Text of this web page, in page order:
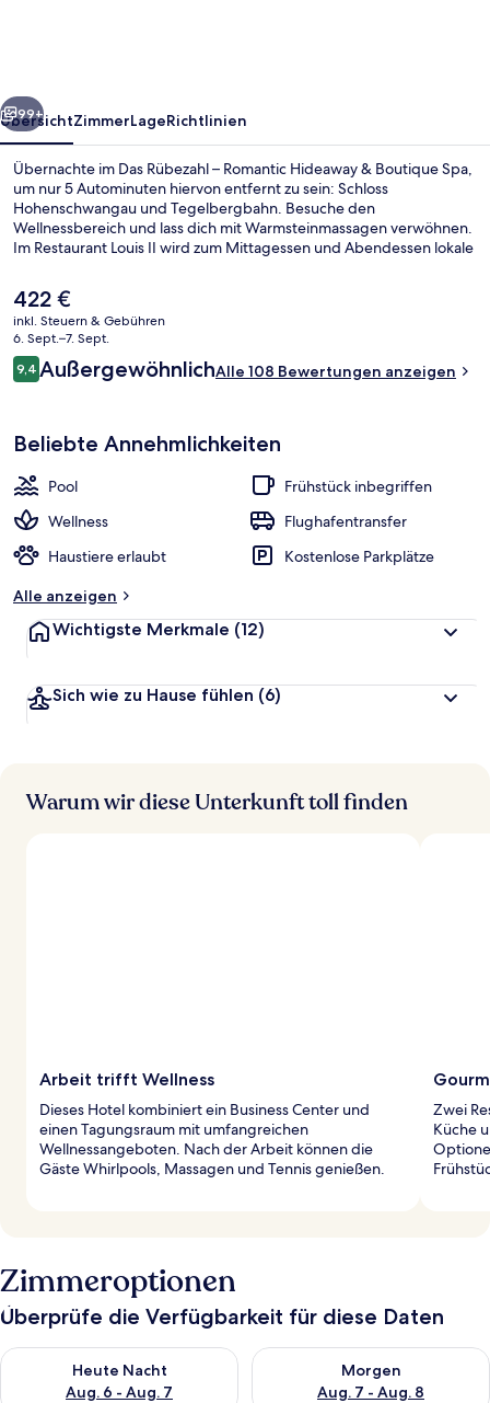
Boutique
Spa
Weiter
99+
ÜbersichtZimmerLageRichtlinien
Übernachte im Das Rübezahl – Romantic Hideaway & Boutique Spa,
um nur 5 Autominuten hiervon entfernt zu sein: Schloss
Hohenschwangau und Tegelbergbahn. Besuche den
Wellnessbereich und lass dich mit Warmsteinmassagen verwöhnen.
Im Restaurant Louis II wird zum Mittagessen und Abendessen lokale
Außenpool, eine Bar/Lounge und eine Sauna sprechen für dieses
Hotel im luxuriösen Stil.
Der
aktuelle
Preis
beträgt
422 €.
422 €
inkl. Steuern & Gebühren
6. Sept.–7. Sept.
Bewertungen
9,49,4 von 10.
AußergewöhnlichAlle 108 Bewertungen anzeigen
Beliebte Annehmlichkeiten
Pool
Frühstück inbegriffen
Wellness
Flughafentransfer
Haustiere erlaubt
Kostenlose Parkplätze
Alle anzeigen
Wichtigste Merkmale (12)
Sich wie zu Hause fühlen (6)
Warum wir diese Unterkunft toll finden
Arbeit trifft Wellness
Dieses Hotel kombiniert ein Business Center und
einen Tagungsraum mit umfangreichen
Wellnessangeboten. Nach der Arbeit können die
Gäste Whirlpools, Massagen und Tennis genießen.
Zwei
Küche
Zimmeroptionen
Überprüfe die Verfügbarkeit für diese Daten
Heute Nacht
Aug. 6 - Aug. 7
Überprüfe die Verfügbarkeit für heute Nacht, Aug. 6 - Aug. 7.
Morgen
Aug. 7 - Aug. 8
Überprüfe die Verfügbarkeit